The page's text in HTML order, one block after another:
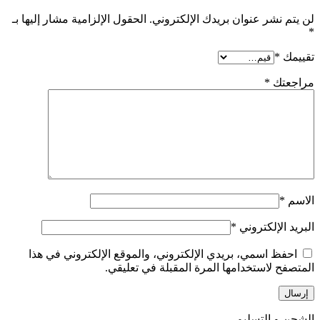
لن يتم نشر عنوان بريدك الإلكتروني. الحقول الإلزامية مشار إليها بـ
*
تقييمك *
مراجعتك *
الاسم *
البريد الإلكتروني *
احفظ اسمي، بريدي الإلكتروني، والموقع الإلكتروني في هذا
المتصفح لاستخدامها المرة المقبلة في تعليقي.